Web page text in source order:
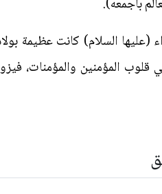
(عليها السلام) كانت عظيمة
قلوب المؤمنين والمؤمنات،